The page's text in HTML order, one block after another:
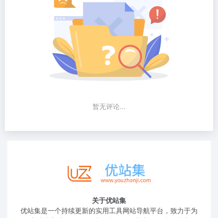
暂无评论...
关于优站集
优站集是一个持续更新的实用工具网站导航平台，致力于为